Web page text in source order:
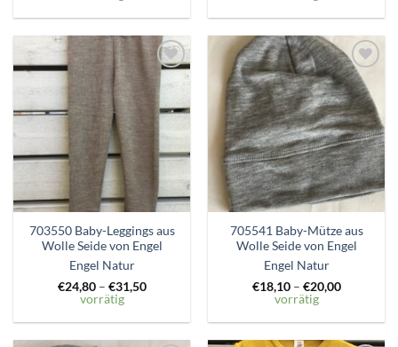
Wunschzettel
hinzufügen
703550 Baby-Leggings aus
Wolle Seide von Engel
Engel Natur
€24,80– €31,50
vorrätig
Zum
Wunschzettel
hinzufügen
705541 Baby-Mütze aus
Wolle Seide von Engel
Engel Natur
€18,10– €20,00
vorrätig